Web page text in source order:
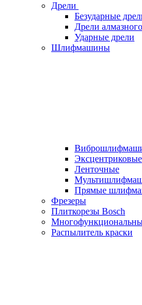
Дрели
Безударные
Дрели
Ударные дрели
Шлифмашины
Эксцентриковые
Ленточные
Прямые
Фрезеры
Плиткорезы Bosch
Распылитель краски